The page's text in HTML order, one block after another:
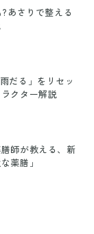
あさりで整える
だる」をリセッ
クター解説
師が教える、新
薬膳」